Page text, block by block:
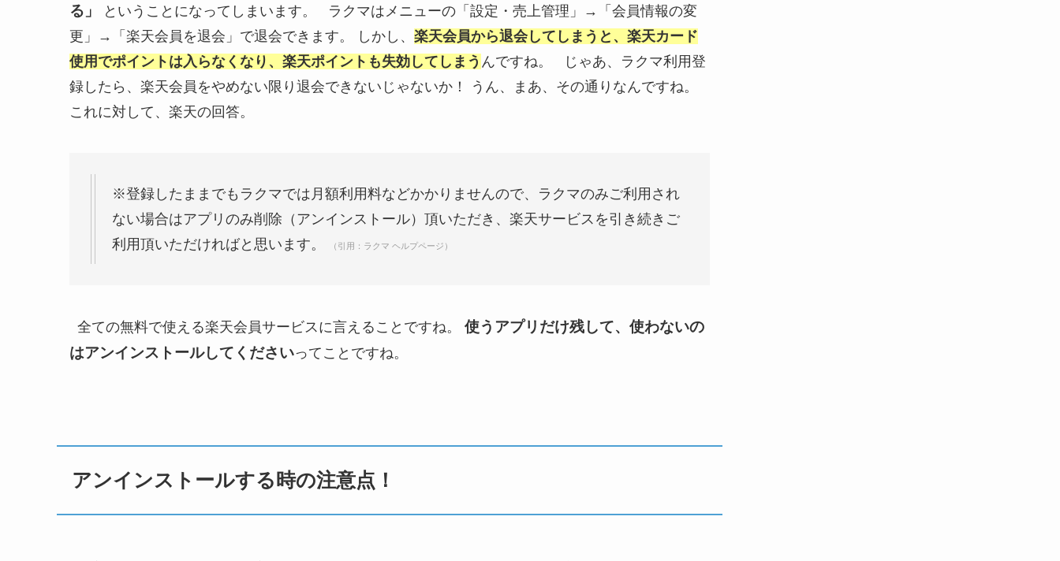
る」
ということになってしまいます。 ラクマはメニューの「設定・売上管理」→「会員情報の変
更」→「楽天会員を退会」で退会できます。 しかし、 楽天会員から退会してしまうと、楽天カード
使用でポイントは入らなくなり、楽天ポイントも失効してしまう んですね。 じゃあ、ラクマ利用登
録したら、楽天会員をやめない限り退会できないじゃないか！ うん、まあ、その通りなんですね。
これに対して、楽天の回答。
※登録したままでもラクマでは月額利用料などかかりませんので、ラクマのみご利用され
ない場合はアプリのみ削除（アンインストール）頂いただき、楽天サービスを引き続きご
利用頂いただければと思います。
（引用：ラクマ ヘルプページ）
全ての無料で使える楽天会員サービスに言えることですね。 使うアプリだけ残して、使わないの
はアンインストールしてくださいってことですね。
アンインストールする時の注意点！